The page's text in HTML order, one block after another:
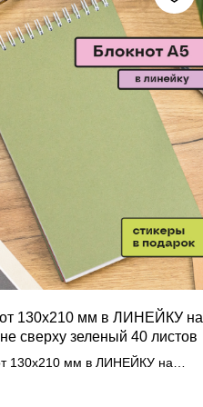
130х210 мм в ЛИНЕЙКУ на
сверху зеленый 40 листов
130х210 мм в ЛИНЕЙКУ на